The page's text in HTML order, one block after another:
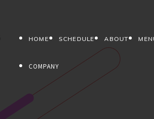
HOME SCHEDULE ABOUT
COMPANY